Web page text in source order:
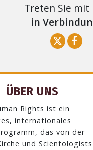
Treten Sie mit
in
ÜBER UNS
Rights ist ein
internationales
das von der
und